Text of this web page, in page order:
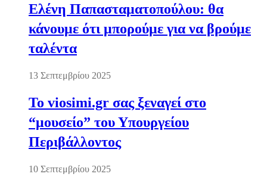
Ελένη Παπασταματοπούλου: θα
κάνουμε ότι μπορούμε για να βρούμε
ταλέντα
13 Σεπτεμβρίου 2025
Το viosimi.gr σας ξεναγεί στο
“μουσείο” του Υπουργείου
Περιβάλλοντος
10 Σεπτεμβρίου 2025